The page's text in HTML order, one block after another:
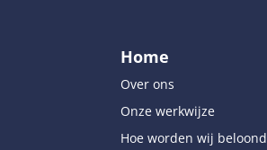
Home
Over ons
Onze werkwijze
Hoe worden wij beloond